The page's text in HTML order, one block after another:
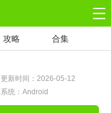
攻略 合集
更新时间：2026-05-12
系统：Android